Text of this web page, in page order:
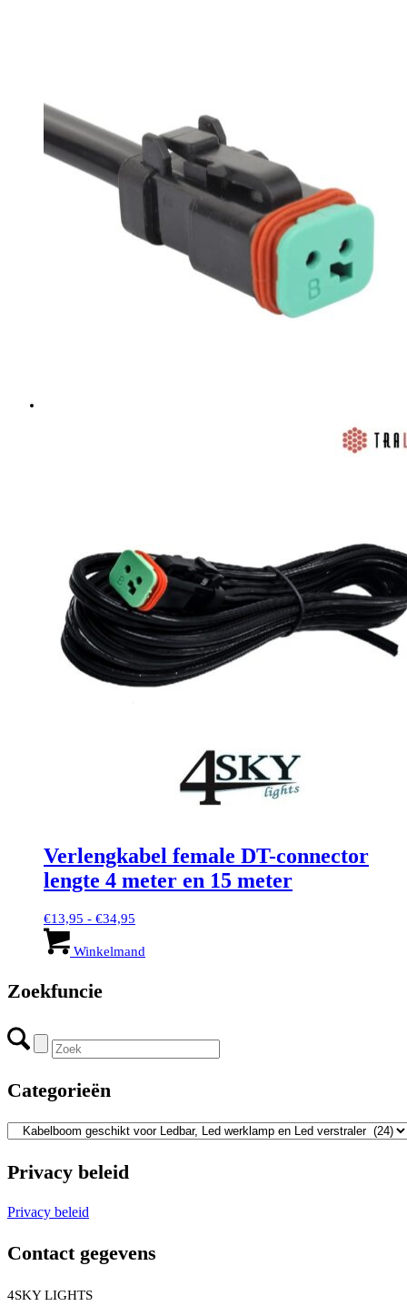
Verlengkabel female DT-connector
lengte 4 meter en 15 meter
€13,95 - €34,95
tot
Winkelmand
kan
gekozen
Zoekfuncie
Categorieën
Privacy beleid
Privacy beleid
Contact gegevens
4SKY LIGHTS